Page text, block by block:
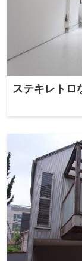
ステキレト